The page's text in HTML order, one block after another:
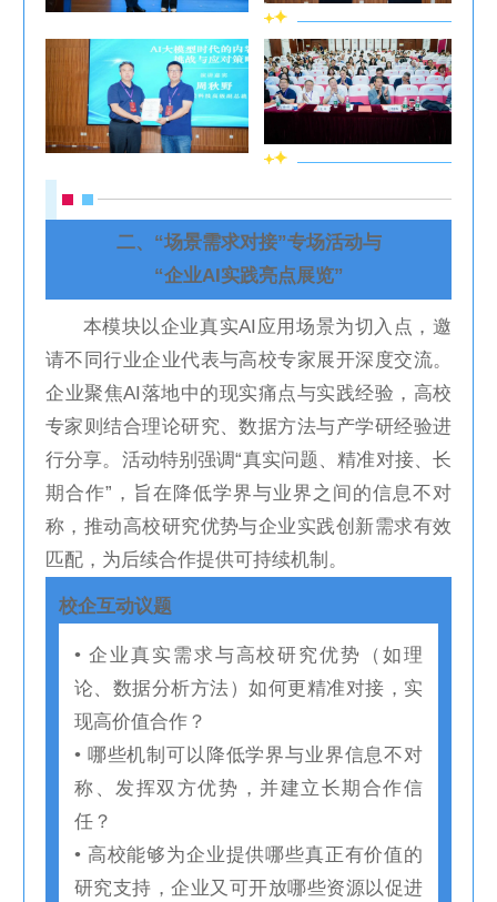
二、“场景需求对接”专场活动与
“企业AI实践亮点展览”
本模块以企业真实AI应用场景为切入点，邀
请不同行业企业代表与高校专家展开深度交流。
企业聚焦AI落地中的现实痛点与实践经验，高校
专家则结合理论研究、数据方法与产学研经验进
行分享。活动特别强调“真实问题、精准对接、长
期合作”，旨在降低学界与业界之间的信息不对
称，推动高校研究优势与企业实践创新需求有效
匹配，为后续合作提供可持续机制。
校企互动议题
• 企业真实需求与高校研究优势（如理
论、数据分析方法）如何更精准对接，实
现高价值合作？
• 哪些机制可以降低学界与业界信息不对
称、发挥双方优势，并建立长期合作信
任？
• 高校能够为企业提供哪些真正有价值的
研究支持，企业又可开放哪些资源以促进